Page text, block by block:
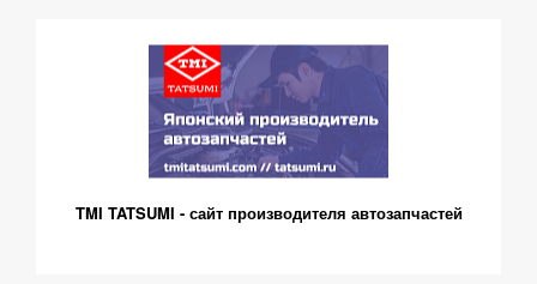
TMI TATSUMI - сайт производителя автозапчастей